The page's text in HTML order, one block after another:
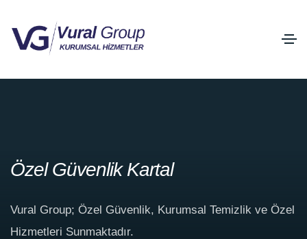
Özel Güvenlik Kartal
Vural Group; Özel Güvenlik, Kurumsal Temizlik ve Özel
Hizmetleri Sunmaktadır.